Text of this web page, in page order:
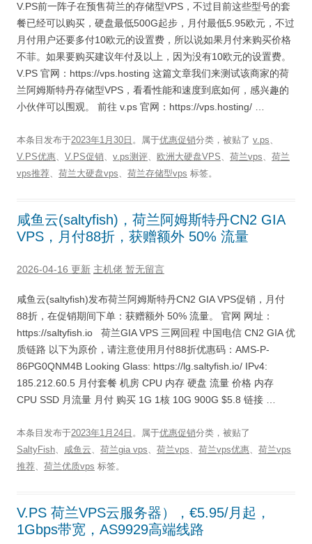
V.PS前一阵子在预售荷兰的存储型VPS，不过目前这些型号的套
餐已经可以购买，硬盘最低500G起步，月付最低5.95欧元，不过
月付用户还要多付10欧元的设置费，所以说如果月付来购买价格
不菲。如果要购买建议年付及以上，因为没有10欧元的设置费。
V.PS 官网：https://vps.hosting 这篇文章我们来测试该商家的荷
兰阿姆斯特丹存储型VPS，看看性能和速度到底如何，感兴趣的
小伙伴可以围观。 前往 v.ps 官网：https://vps.hosting/ …
本条目发布于2023年1月30日 。属于优惠促销分类，被贴了 v.ps、
V.PS优惠、 V.PS促销、 v.ps测评、 欧洲大硬盘VPS、 荷兰vps、 荷兰
vps推荐、 荷兰大硬盘vps、 荷兰存储型vps 标签。
咸鱼云(saltyfish)，荷兰阿姆斯特丹CN2 GIA
VPS，月付88折，获赠额外 50% 流量
2026-04-16 更新 主机佬 暂无留言
咸鱼云(saltyfish)发布荷兰阿姆斯特丹CN2 GIA VPS促销，月付
88折，在促销期间下单：获赠额外 50% 流量。 官网 网址：
https://saltyfish.io 荷兰GIA VPS 三网回程 中国电信 CN2 GIA 优
质链路 以下为原价，请注意使用月付88折优惠码：AMS-P-
86PG0QNM4B Looking Glass: https://lg.saltyfish.io/ IPv4:
185.212.60.5 月付套餐 机房 CPU 内存 硬盘 流量 价格 内存
CPU SSD 月流量 月付 购买 1G 1核 10G 900G $5.8 链接 …
本条目发布于2023年1月24日 。属于优惠促销分类，被贴了
SaltyFish、 咸鱼云、 荷兰gia vps、 荷兰vps、 荷兰vps优惠、 荷兰vps
推荐、 荷兰优质vps 标签。
V.PS 荷兰VPS云服务器），€5.95/月起，
1Gbps带宽，AS9929高端线路